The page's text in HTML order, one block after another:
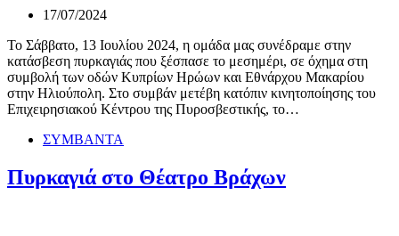
17/07/2024
Το Σάββατο, 13 Ιουλίου 2024, η ομάδα μας συνέδραμε στην
κατάσβεση πυρκαγιάς που ξέσπασε το μεσημέρι, σε όχημα στη
συμβολή των οδών Κυπρίων Ηρώων και Εθνάρχου Μακαρίου
στην Ηλιούπολη. Στο συμβάν μετέβη κατόπιν κινητοποίησης του
Επιχειρησιακού Κέντρου της Πυροσβεστικής, το…
ΣΥΜΒΑΝΤΑ
Πυρκαγιά στο Θέατρο Βράχων